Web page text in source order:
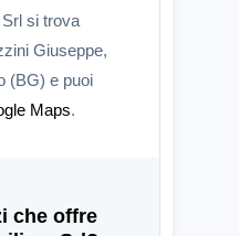
si trova
Giuseppe,
(BG) e puoi
Maps.
che offre